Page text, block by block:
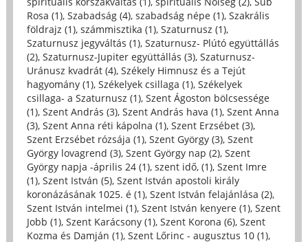
Rosa (1), Szabadság (4), szabadság népe (1), Szakrális
földrajz (1), számmisztika (1), Szaturnusz (1),
Szaturnusz jegyváltás (1), Szaturnusz- Plútó együttállás
(2), Szaturnusz-Jupiter együttállás (3), Szaturnusz-
Uránusz kvadrát (4), Székely Himnusz és a Tejút
hagyomány (1), Székelyek csillaga (1), Székelyek
csillaga- a Szaturnusz (1), Szent Ágoston bölcsessége
(1), Szent András (3), Szent András hava (1), Szent Anna
(3), Szent Anna réti kápolna (1), Szent Erzsébet (3),
Szent Erzsébet rózsája (1), Szent György (3), Szent
György lovagrend (3), Szent György nap (2), Szent
György napja -április 24 (1), szent idő, (1), Szent Imre
(1), Szent István (5), Szent István apostoli király
koronázásának 1025. é (1), Szent István felajánlása (2),
Szent István intelmei (1), Szent István kenyere (1), Szent
Jobb (1), Szent Karácsony (1), Szent Korona (6), Szent
Kozma és Damján (1), Szent Lőrinc - augusztus 10 (1),